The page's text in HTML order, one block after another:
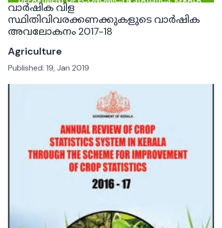
വാർഷിക വിള
സ്ഥിതിവിവരക്കണക്കുകളുടെ വാർഷിക
അവലോകനം 2017-18
Agriculture
Published: 19, Jan 2019